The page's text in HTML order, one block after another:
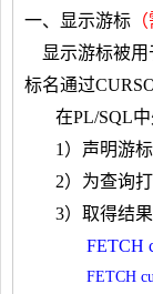
一、显示游标
显示游标被
标名通过
在PL/SQL
1 ）声明游标
2）为查询打
3）取得结
FETCH
FETCH